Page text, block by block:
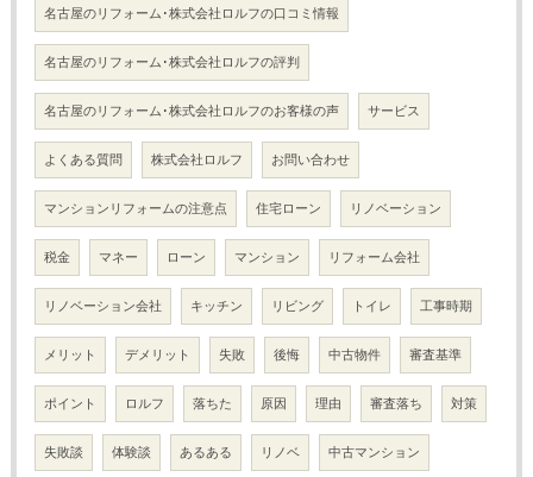
名古屋のリフォーム･株式会社ロルフの口コミ情報
名古屋のリフォーム･株式会社ロルフの評判
名古屋のリフォーム･株式会社ロルフのお客様の声 サービス
よくある質問 株式会社ロルフ お問い合わせ
マンションリフォームの注意点 住宅ローン リノベーション
税金 マネー ローン マンション リフォーム会社
リノベーション会社 キッチン リビング トイレ 工事時期
メリット デメリット 失敗 後悔 中古物件 審査基準
ポイント ロルフ 落ちた 原因 理由 審査落ち 対策
失敗談 体験談 あるある リノベ 中古マンション